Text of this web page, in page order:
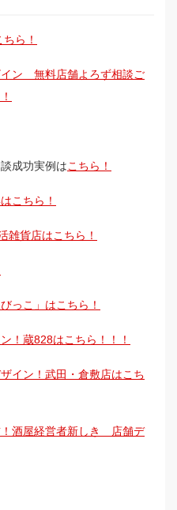
ちら！
ン 無料店舗よろず相談ご
成功実例はこちら！
こちら！
雑貨店はこちら！
っこ」はこちら！
！蔵828はこちら！！！
イン！武田・倉敷店はこち
酒屋経営者新しき 店舗デ